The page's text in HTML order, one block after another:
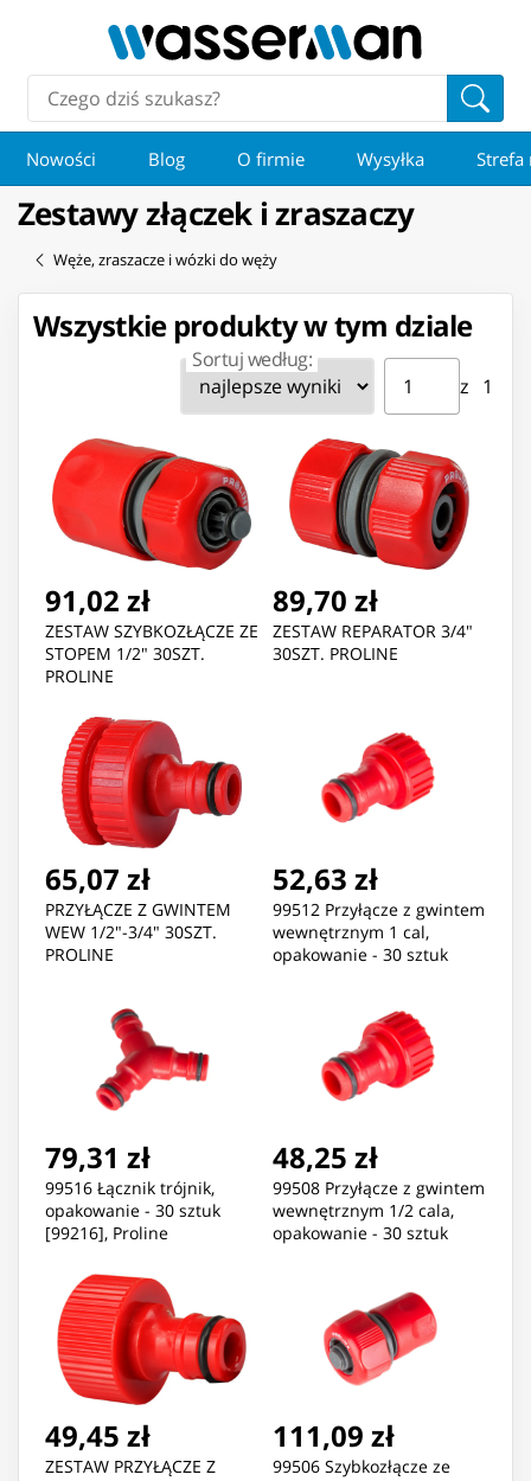
Nowości Blog O firmie Wysyłka Strefa
Zestawy złączek i zraszaczy
Węże, zraszacze i wózki do węży
Wszystkie produkty w tym dziale
Sortuj według: Strona ⁨1⁩ z ⁨1⁩
z ⁨1⁩
Przejdź do strony
91,02 zł
ZESTAW SZYBKOZŁĄCZE ZE
STOPEM 1/2" 30SZT.
PROLINE
89,70 zł
ZESTAW REPARATOR 3/4"
30SZT. PROLINE
65,07 zł
PRZYŁĄCZE Z GWINTEM
WEW 1/2"-3/4" 30SZT.
PROLINE
52,63 zł
99512 Przyłącze z gwintem
wewnętrznym 1 cal,
opakowanie - 30 sztuk
79,31 zł
99516 Łącznik trójnik,
opakowanie - 30 sztuk
[99216], Proline
48,25 zł
99508 Przyłącze z gwintem
wewnętrznym 1/2 cala,
opakowanie - 30 sztuk
49,45 zł
ZESTAW PRZYŁĄCZE Z
111,09 zł
99506 Szybkozłącze ze